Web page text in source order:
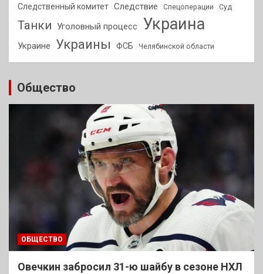
Следственный комитет Следствие Спецоперации Суд
Танки Уголовный процесс Украина
Украине Украины ФСБ Челябинской области
Общество
ОБЩЕСТВО
Овечкин забросил 31-ю шайбу в сезоне НХЛ